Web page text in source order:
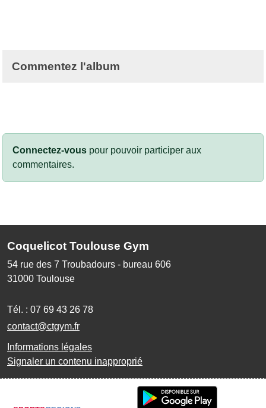
Commentez l'album
Connectez-vous pour pouvoir participer aux
commentaires.
Coquelicot Toulouse Gym
54 rue des 7 Troubadours - bureau 606
31000 Toulouse
Tél. : 07 69 43 26 78
contact@ctgym.fr
Informations légales
Signaler un contenu inapproprié